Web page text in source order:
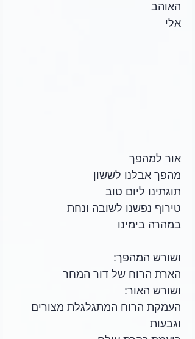
האוהב
אלי
אור למהפך
מהפך אבלנו לששון
תוגתינו ליום טוב
טירוף נפשנו לשובה ונחת
במהרה בימינו
ושורש המהפך:
הארת הרוח של דור המחר
ושורש האור:
העמקת הרוח המתגלגלת מצורים
וגבעות